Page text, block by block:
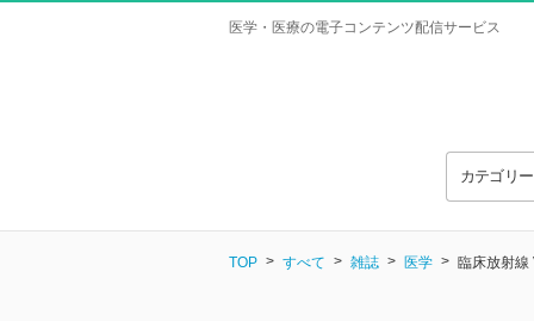
医学・医療の電子コンテンツ配信サービス
カテゴリ
TOP すべて 雑誌 医学 臨床放射線